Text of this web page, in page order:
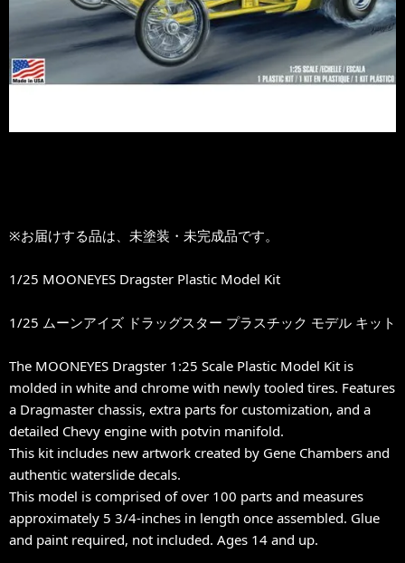
※お届けする品は、未塗装・未完成品です。
1/25 MOONEYES Dragster Plastic Model Kit
1/25 ムーンアイズ ドラッグスター プラスチック モデル キット
The MOONEYES Dragster 1:25 Scale Plastic Model Kit is
molded in white and chrome with newly tooled tires. Features
a Dragmaster chassis, extra parts for customization, and a
detailed Chevy engine with potvin manifold.
This kit includes new artwork created by Gene Chambers and
authentic waterslide decals.
This model is comprised of over 100 parts and measures
approximately 5 3/4-inches in length once assembled. Glue
and paint required, not included. Ages 14 and up.